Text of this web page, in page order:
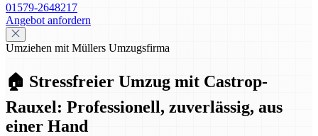
01579-2648217
Angebot anfordern
Umziehen mit Müllers Umzugsfirma
🏠 Stressfreier Umzug mit Castrop-
Rauxel: Professionell, zuverlässig, aus
einer Hand